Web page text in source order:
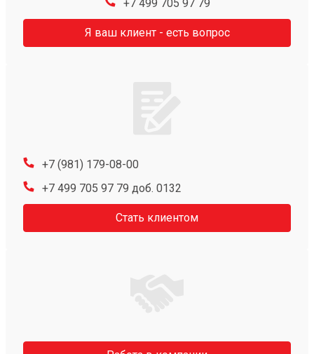
+7 499 705 97 79
Я ваш клиент - есть вопрос
+7 (981) 179-08-00
+7 499 705 97 79 доб. 0132
Стать клиентом